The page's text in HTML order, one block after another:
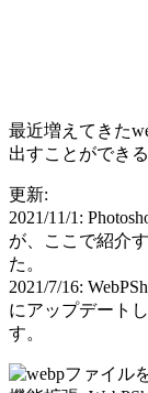
最近増えてきた
出すことができ
更新:
2021/11/1:
が、ここで紹介
た。
2021/7/16:
にアップデート
す。